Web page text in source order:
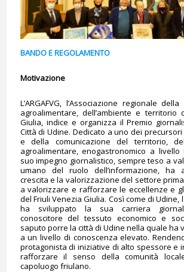
BANDO E REGOLAMENTO
Motivazione
L’ARGAFVG, l’Associazione regionale
agroalimentare, dell’ambiente e territorio
Giulia, indice e organizza il Premio
Città di Udine. Dedicato a uno dei precursori
e della comunicazione del territorio,
agroalimentare, enogastronomico a livello
suo impegno giornalistico, sempre teso a
umano del ruolo dell’informazione, ha
crescita e la valorizzazione del settore
a valorizzare e rafforzare le eccellenze e
del Friuli Venezia Giulia. Così come di Udine,
ha sviluppato la sua carriera
conoscitore del tessuto economico e
saputo porre la città di Udine nella quale ha
a un livello di conoscenza elevato.
protagonista di iniziative di alto spessore e
rafforzare il senso della comunità
capoluogo friulano.